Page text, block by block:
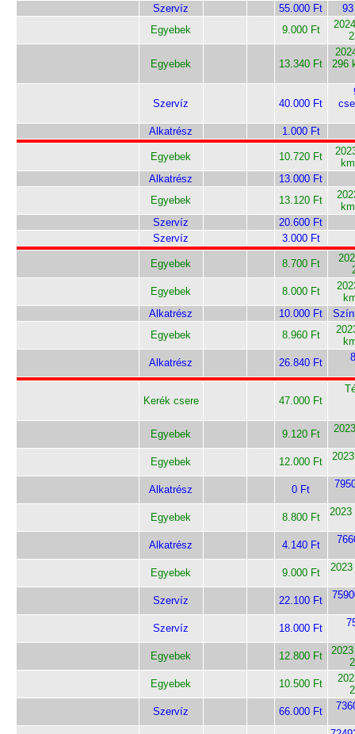
Szervíz
55.000 Ft
Egyebek
9.000 Ft
Egyebek 13.340 Ft
296
Szervíz 40.000 Ft
Alkatrész 1.000 Ft
Egyebek 10.720 Ft
Alkatrész
13.000 Ft
Egyebek
13.120 Ft
Szervíz
20.600 Ft
Szervíz
3.000 Ft
Egyebek 8.700 Ft
Egyebek
8.000 Ft
Alkatrész
10.000 Ft
Egyebek
8.960 Ft
Alkatrész
26.840 Ft
Kerék csere 47.000 Ft
Egyebek 9.120 Ft
Egyebek 12.000 Ft
Alkatrész 0 Ft
Egyebek 8.800 Ft
Alkatrész 4.140 Ft
Egyebek 9.000 Ft
Szervíz 22.100 Ft
Szervíz 18.000 Ft
Egyebek 12.800 Ft
Egyebek
10.500 Ft
Szervíz
66.000 Ft